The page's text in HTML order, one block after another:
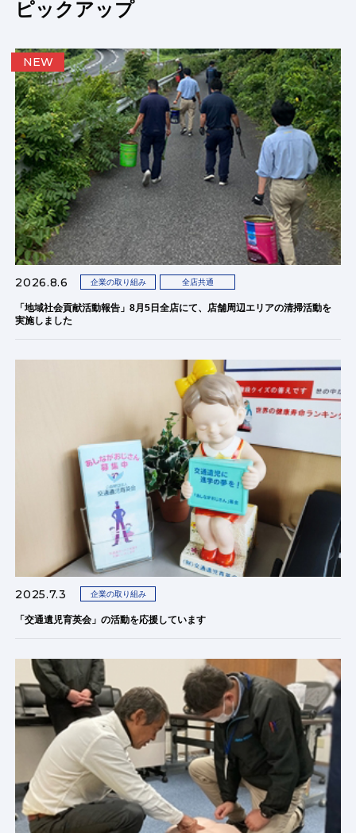
ピックアップ
2026.8.6 企業の取り組み 全店共通
「地域社会貢献活動報告」8月5日全店にて、店舗周辺エリアの清掃活動を
実施しました
NEW
2025.7.3 企業の取り組み
「交通遺児育英会」の活動を応援しています